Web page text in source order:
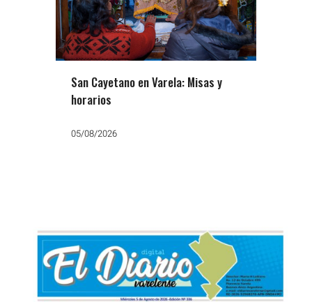
San Cayetano en Varela: Misas y
horarios
05/08/2026